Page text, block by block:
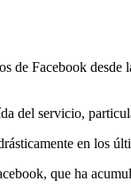
de Facebook
del servicio,
en los
que ha